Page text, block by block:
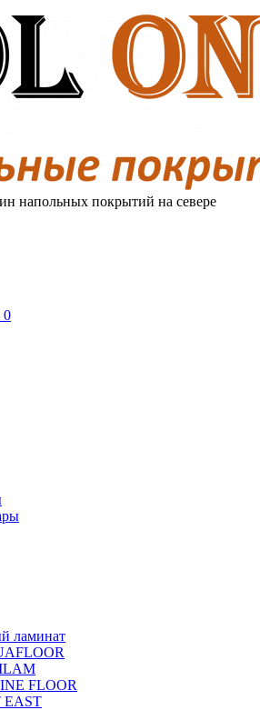
напольных покрытий на севере
0
ламинат
FLOOR
EAST